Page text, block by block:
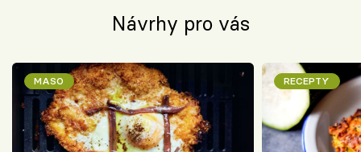
Návrhy pro vás
MASO RECEPTY